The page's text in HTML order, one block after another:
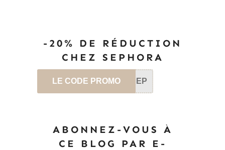
-20% DE RÉDUCTION
CHEZ SEPHORA
LE CODE PROMO SEP
ABONNEZ-VOUS À
CE BLOG PAR E-